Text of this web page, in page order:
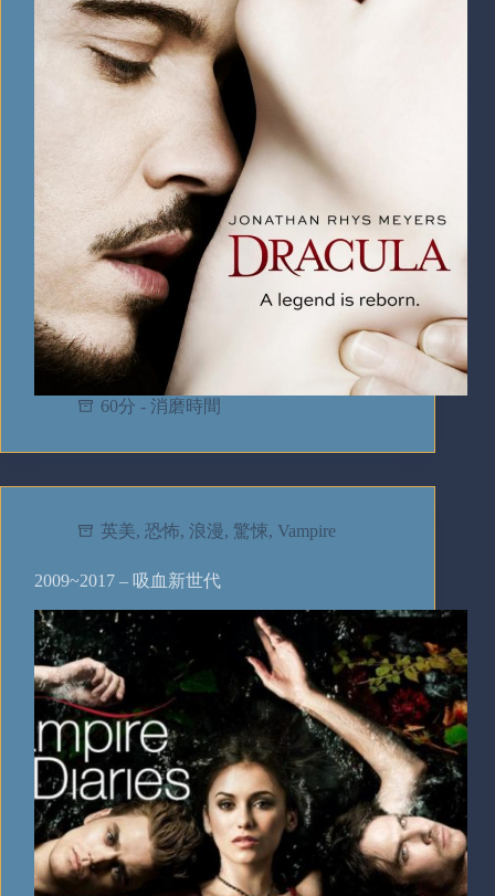
60分 - 消磨時間
英美, 恐怖, 浪漫, 驚悚, Vampire
2009~2017 – 吸血新世代